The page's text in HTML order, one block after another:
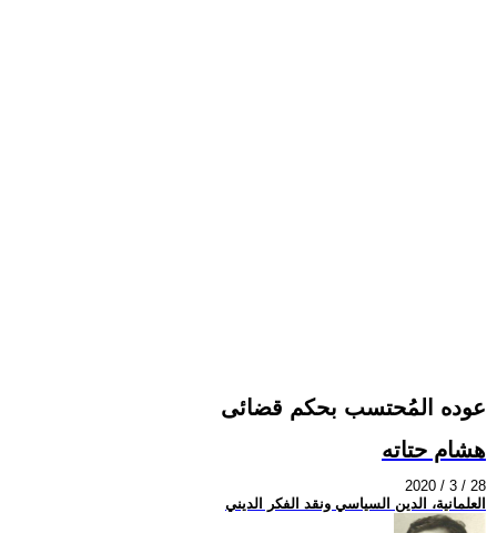
عوده المُحتسب بحكم قضائى
هشام حتاته
2020 / 3 / 28
العلمانية، الدين السياسي ونقد الفكر الديني